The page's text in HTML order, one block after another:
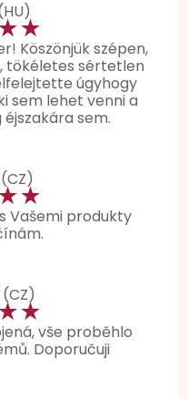
Köszönjük szépen,
tökéletes sértetlen
úgyhogy
sem lehet venni a
sem.
(CZ)
Vašemi produkty
vše proběhlo
Doporučuji